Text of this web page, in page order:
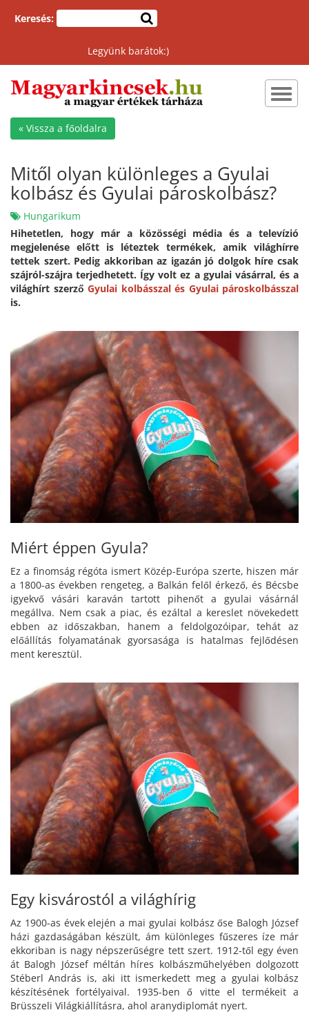
Keresés:
Legyünk barátok:)
« Vissza a főoldalra
Mitől olyan különleges a Gyulai
kolbász és Gyulai pároskolbász?
Hungarikum
Hihetetlen, hogy már a közösségi média és a televízió
megjelenése előtt is léteztek termékek, amik világhírre
tettek szert. Pedig akkoriban az igazán jó dolgok híre csak
szájról-szájra terjedhetett. Így volt ez a gyulai vásárral, és a
világhírt szerző Gyulai kolbásszal és Gyulai pároskolbásszal
is.
Miért éppen Gyula?
Ez a finomság régóta ismert Közép-Európa szerte, hiszen már
a 1800-as években rengeteg, a Balkán felől érkező, és Bécsbe
igyekvő vásári karaván tartott pihenőt a gyulai vásárnál
megállva. Nem csak a piac, és ezáltal a kereslet növekedett
ebben az időszakban, hanem a feldolgozóipar, tehát az
előállítás folyamatának gyorsasága is hatalmas fejlődésen
ment keresztül.
Egy kisvárostól a világhírig
Az 1900-as évek elején a mai gyulai kolbász őse Balogh József
házi gazdaságában készült, ám különleges fűszeres íze már
ekkoriban is nagy népszerűségre tett szert. 1912-től egy éven
át Balogh József méltán híres kolbászműhelyében dolgozott
Stéberl András is, aki itt ismerkedett meg a gyulai kolbász
készítésének fortélyaival. 1935-ben ő vitte el termékeit a
Brüsszeli Világkiállításra, ahol aranydiplomát nyert.